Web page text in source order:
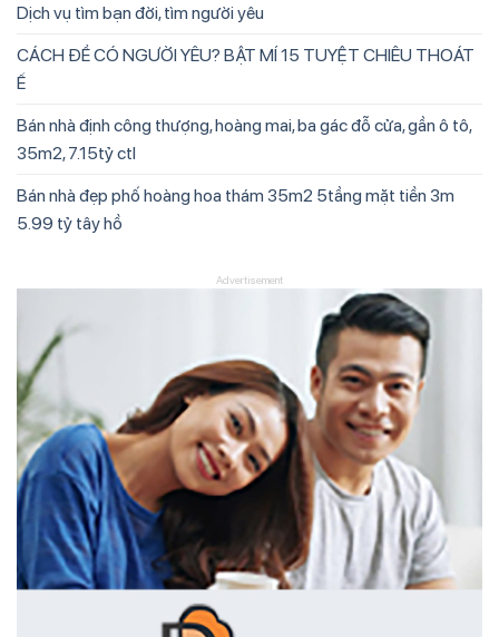
Dịch vụ tìm bạn đời, tìm người yêu
CÁCH ĐỂ CÓ NGƯỜI YÊU? BẬT MÍ 15 TUYỆT CHIÊU THOÁT
Ế
Bán nhà định công thượng, hoàng mai, ba gác đỗ cửa, gần ô tô,
35m2, 7.15tỷ ctl
Bán nhà đẹp phố hoàng hoa thám 35m2 5tầng mặt tiền 3m
5.99 tỷ tây hồ
Advertisement